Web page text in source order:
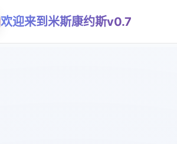
欢迎来到米斯康约斯v0.7